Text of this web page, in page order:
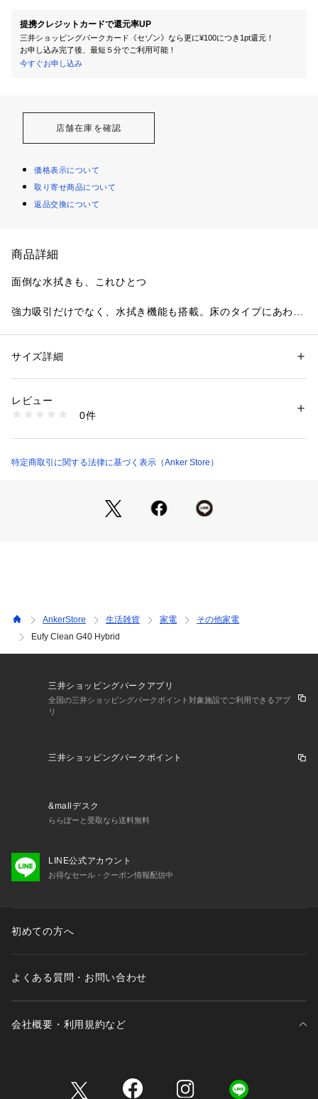
提携クレジットカードで還元率UP
三井ショッピングパークカード《セゾン》なら更に¥100につき1pt還元！
お申し込み完了後、最短５分でご利用可能！
今すぐお申し込み
店舗在庫を確認
価格表示について
取り寄せ商品について
返品交換について
商品詳細
面倒な水拭きも、これひとつ
強力吸引だけでなく、水拭き機能も搭載。床のタイプにあわせ
吸引力25%アップ※
奥のゴミまでしっかり吸引できます。床の状態に合わせて、吸
引力は4段階から調節可能です。
充電時間
約300分〜360分
掃除時間
最大100分
ダスト容器の容量
本体水タンク容量
・充電ステーションの左右0.5m、前方1.5m※の範囲内にある
m、前方2mから範囲がアップデートされました。)
性別：レディース
商品番号：
T2256 （ショップ）
サイズ詳細
レビュー
0件
特定商取引に関する法律に基づく表示（Anker Store）
AnkerStore 生活雑貨 家電
その他家電
Eufy Clean G40 Hybrid
三井ショッピングパークアプリ
全国の三井ショッピングパークポイント対象施設でご利用できるアプ
リ
三井ショッピングパークポイント
&mallデスク
ららぽーと受取なら送料無料
LINE公式アカウント
お得なセール・クーポン情報配信中
初めての方へ
よくある質問・お問い合わせ
会社概要・利用規約など